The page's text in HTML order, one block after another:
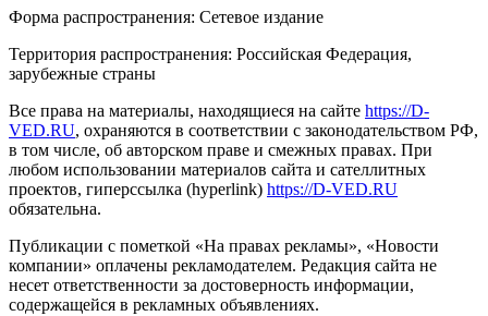
Форма распространения: Сетевое издание
Территория распространения: Российская Федерация,
зарубежные страны
Все права на материалы, находящиеся на сайте https://D-
VED.RU, охраняются в соответствии с законодательством РФ,
в том числе, об авторском праве и смежных правах. При
любом использовании материалов сайта и сателлитных
проектов, гиперссылка (hyperlink) https://D-VED.RU
обязательна.
Публикации с пометкой «На правах рекламы», «Новости
компании» оплачены рекламодателем. Редакция сайта не
несет ответственности за достоверность информации,
содержащейся в рекламных объявлениях.